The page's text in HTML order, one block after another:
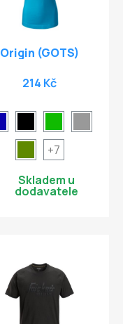
Origin (GOTS)
214 Kč
+7
Skladem u
dodavatele